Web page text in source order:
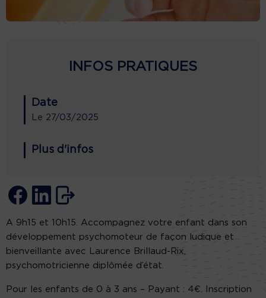
INFOS PRATIQUES
Date
Le 27/03/2025
Plus d'infos
A 9h15 et 10h15. Accompagnez votre enfant dans son
développement psychomoteur de façon ludique et
bienveillante avec Laurence Brillaud-Rix,
psychomotricienne diplômée d’état.
Pour les enfants de 0 à 3 ans – Payant : 4€. Inscription